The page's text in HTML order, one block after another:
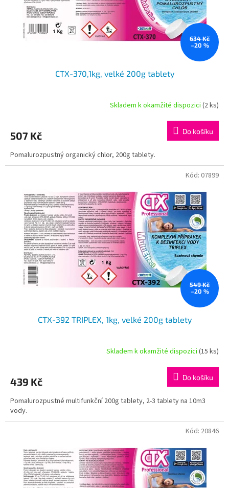
634 Kč
–20 %
CTX-370,1kg, velké 200g tablety
Skladem k okamžité dispozici (2 ks)
507 Kč Do košíku
Pomalurozpustný organický chlor, 200g tablety.
549 Kč
–20 %
CTX-392 TRIPLEX, 1kg, velké 200g tablety
Skladem k okamžité dispozici (15 ks)
439 Kč Do košíku
Pomalurozpustné multifunkční 200g tablety, 2-3 tablety na 10m3
vody.
Kód: 07899
Kód: 20846